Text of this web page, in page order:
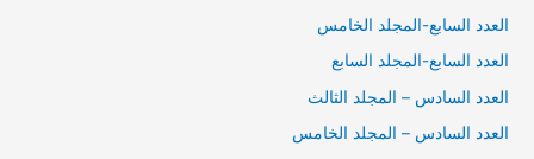
العدد السابع-المجلد الخامس
العدد السابع-المجلد السابع
العدد السادس – المجلد الثالث
العدد السادس – المجلد الخامس